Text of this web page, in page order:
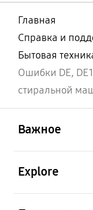
Главная
Справка и
Бытовая
Ошибки DE,
стиральной
Важное
Explore